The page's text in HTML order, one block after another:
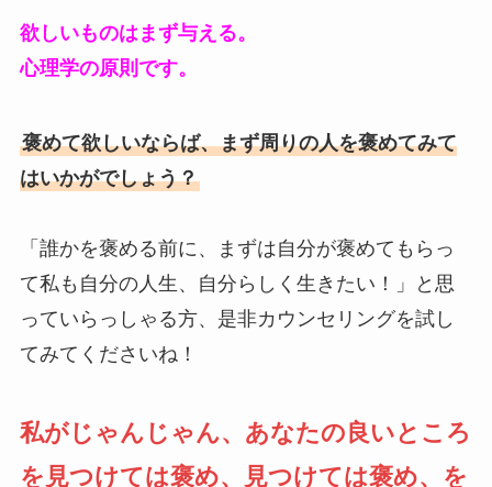
欲しいものはまず与える。
心理学の原則です。
褒めて欲しいならば、まず周りの人を褒めてみて
はいかがでしょう？
「誰かを褒める前に、まずは自分が褒めてもらっ
て私も自分の人生、自分らしく生きたい！」と思
っていらっしゃる方、是非カウンセリングを試し
てみてくださいね！
私がじゃんじゃん、あなたの良いところ
を見つけては褒め、見つけては褒め、を